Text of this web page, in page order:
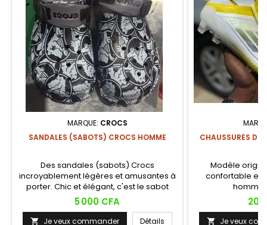
MARQUE: CROCS
SANDALES (SABOTS) CROCS HOMME
Des sandales (sabots) Crocs
incroyablement légères et amusantes à
porter. Chic et élégant, c'est le sabot
emblématique qui a déclenché une
révolution du confort dans le monde
entier !
Prix
5 000 CFA
 Je veux commander Détails
CHAUSSURES DE
Modèle
confortable et
Prix
20
 Je veux